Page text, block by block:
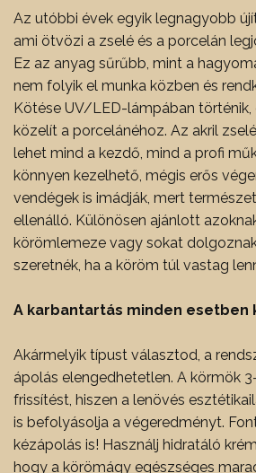
Az utóbbi évek egyik legnagyobb
ami ötvözi a zselé és a porcelán
Ez az anyag sűrűbb, mint a
nem folyik el munka közben és
Kötése UV/LED-lámpában történik,
közelít a porcelánéhoz. Az akril
lehet mind a kezdő, mind a profi
könnyen kezelhető, mégis erős
vendégek is imádják, mert
ellenálló. Különösen ajánlott
körömlemeze vagy sokat
szeretnék, ha a köröm túl vastag
A karbantartás minden esetben
Akármelyik típust választod, a
ápolás elengedhetetlen. A körmök
frissítést, hiszen a lenövés
is befolyásolja a végeredményt.
kézápolás is! Használj hidratáló
hogy a körömágy egészséges